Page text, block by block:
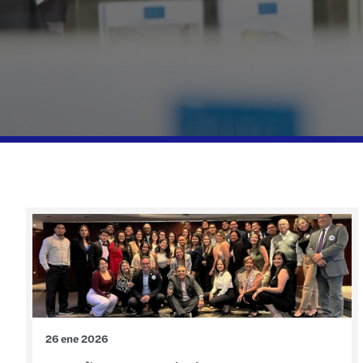
26 ene 2026